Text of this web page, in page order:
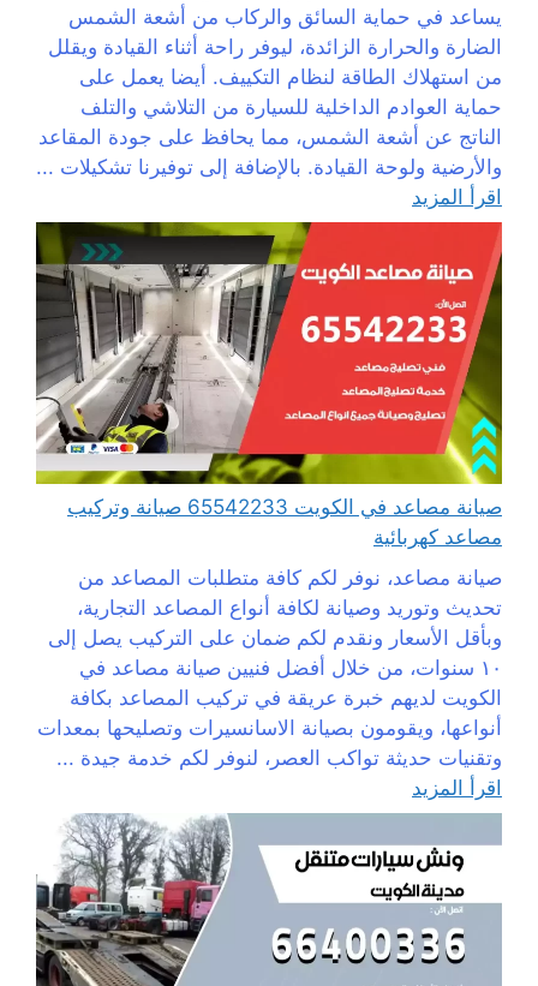
يساعد في حماية السائق والركاب من أشعة الشمس
الضارة والحرارة الزائدة، ليوفر راحة أثناء القيادة ويقلل
من استهلاك الطاقة لنظام التكييف. أيضا يعمل على
حماية العوادم الداخلية للسيارة من التلاشي والتلف
الناتج عن أشعة الشمس، مما يحافظ على جودة المقاعد
والأرضية ولوحة القيادة. بالإضافة إلى توفيرنا تشكيلات ...
اقرأ المزيد
صيانة مصاعد في الكويت 65542233 صيانة وتركيب
مصاعد كهربائية
صيانة مصاعد، نوفر لكم كافة متطلبات المصاعد من
تحديث وتوريد وصيانة لكافة أنواع المصاعد التجارية،
وبأقل الأسعار ونقدم لكم ضمان على التركيب يصل إلى
١٠ سنوات، من خلال أفضل فنيين صيانة مصاعد في
الكويت لديهم خبرة عريقة في تركيب المصاعد بكافة
أنواعها، ويقومون بصيانة الاسانسيرات وتصليحها بمعدات
وتقنيات حديثة تواكب العصر، لنوفر لكم خدمة جيدة ...
اقرأ المزيد